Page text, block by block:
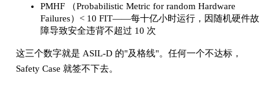
PMHF （Probabilistic Metric for random Hardware
Failures）< 10 FIT——每十亿小时运行，因随机硬件故
障导致安全违背不超过 10 次
这三个数字就是 ASIL-D 的"及格线"。任何一个不达标，
Safety Case 就签不下去。